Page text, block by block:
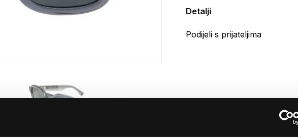
Detalji
Podijeli s prijateljima